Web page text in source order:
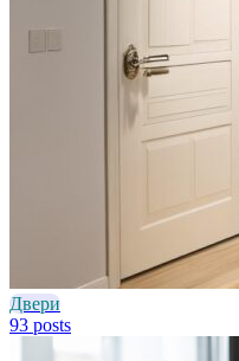
Двери
93 posts